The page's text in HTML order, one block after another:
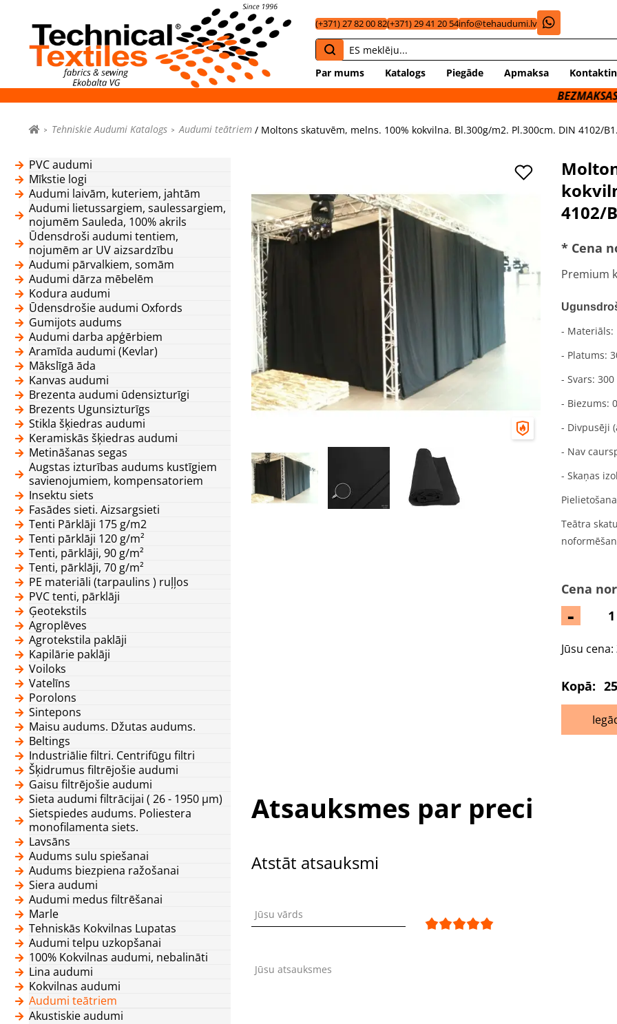
(+371) 27 82 00 82(+371) 29 41 20 54info@tehaudumi.lv
Par mums Katalogs Piegāde Apmaksa
BEZMAKSAS
Tehniskie Audumi Katalogs Audumi teātriem / Moltons skatuvēm, melns. 100% kokvilna. Bl.300g/m2. Pl.300cm. DIN 4102/
PVC audumi
Mīkstie logi
Audumi laivām, kuteriem, jahtām
Audumi lietussargiem, saulessargiem,
nojumēm Sauleda, 100% akrils
Ūdensdroši audumi tentiem,
nojumēm ar UV aizsardzību
Audumi pārvalkiem, somām
Audumi dārza mēbelēm
Kodura audumi
Ūdensdrošie audumi Oxfords
Gumijots audums
Audumi darba apģērbiem
Aramīda audumi (Kevlar)
Mākslīgā āda
Kanvas audumi
Brezenta audumi ūdensizturīgi
Brezents Ugunsizturīgs
Stikla šķiedras audumi
Keramiskās šķiedras audumi
Metināšanas segas
Augstas izturības audums kustīgiem
savienojumiem, kompensatoriem
Insektu siets
Fasādes sieti. Aizsargsieti
Tenti Pārklāji 175 g/m2
Tenti pārklāji 120 g/m²
Tenti, pārklāji, 90 g/m²
Tenti, pārklāji, 70 g/m²
PE materiāli (tarpaulins ) ruļļos
PVC tenti, pārklāji
Ģeotekstils
Agroplēves
Agrotekstila paklāji
Kapilārie paklāji
Voiloks
Vatelīns
Porolons
Sintepons
Maisu audums. Džutas audums.
Beltings
Industriālie filtri. Centrifūgu filtri
Šķidrumus filtrējošie audumi
Gaisu filtrējošie audumi
Sieta audumi filtrācijai ( 26 - 1950 μm)
Sietspiedes audums. Poliestera
monofilamenta siets.
Lavsāns
Audums sulu spiešanai
Audums biezpiena ražošanai
Siera audumi
Audumi medus filtrēšanai
Marle
Tehniskās Kokvilnas Lupatas
Audumi telpu uzkopšanai
100% Kokvilnas audumi, nebalināti
Lina audumi
Kokvilnas audumi
Audumi teātriem
Akustiskie audumi
4102/
* Cena
Premium
- Materiāls:
- Platums:
- Svars: 300
- Biezums:
- Divpusēji
- Nav
- Skaņas
Teātra
Cena
-
Jūsu cena:
Kopā:
Atsauksmes par preci
Atstāt atsauksmi
Jūsu vārds
Jūsu atsauksmes